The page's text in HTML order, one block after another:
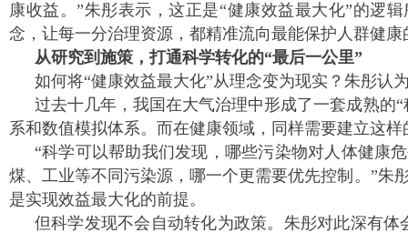
康收益。”朱彤表示，这正是“健康效益最大化”的逻
念，让每一分治理资源，都精准流向最能保护人群健
从研究到施策，打通科学转化的“最后一公里”
如何将“健康效益最大化”从理念变为现实？朱彤认
过去十几年，我国在大气治理中形成了一套成熟的
系和数值模拟体系。而在健康领域，同样需要建立这样
“科学可以帮助我们发现，哪些污染物对人体健康
煤、工业等不同污染源，哪一个更需要优先控制。”朱
是实现效益最大化的前提。
但科学发现不会自动转化为政策。朱彤对此深有